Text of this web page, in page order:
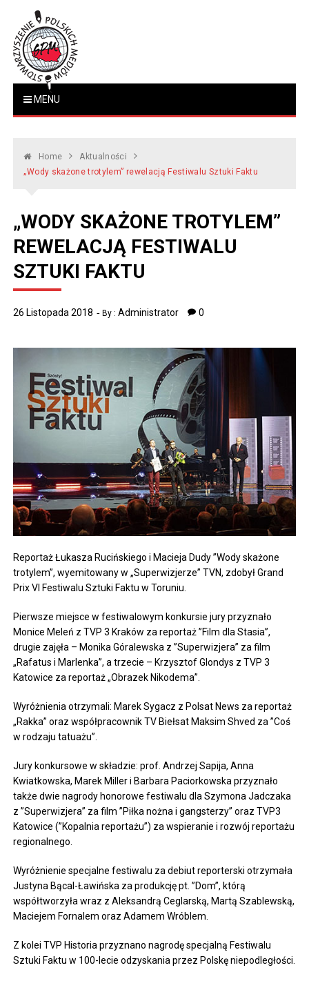
content
Stowarzyszenie Polskich
www.polskiemedia.org
MENU
Home
Aktualności
„Wody skażone trotylem” rewelacją Festiwalu Sztuki Faktu
„WODY SKAŻONE TROTYLEM”
REWELACJĄ FESTIWALU
SZTUKI FAKTU
26 Listopada 2018 By :Administrator 0
Reportaż Łukasza Rucińskiego i Macieja Dudy ”Wody skażone
trotylem”, wyemitowany w „Superwizjerze” TVN, zdobył Grand
Prix VI Festiwalu Sztuki Faktu w Toruniu.
Pierwsze miejsce w festiwalowym konkursie jury przyznało
Monice Meleń z TVP 3 Kraków za reportaż ”Film dla Stasia”,
drugie zajęła – Monika Góralewska z ”Superwizjera” za film
„Rafatus i Marlenka”, a trzecie – Krzysztof Glondys z TVP 3
Katowice za reportaż „Obrazek Nikodema”.
Wyróżnienia otrzymali: Marek Sygacz z Polsat News za reportaż
„Rakka” oraz współpracownik TV Biełsat Maksim Shved za ”Coś
w rodzaju tatuażu”.
Jury konkursowe w składzie: prof. Andrzej Sapija, Anna
Kwiatkowska, Marek Miller i Barbara Paciorkowska przyznało
także dwie nagrody honorowe festiwalu dla Szymona Jadczaka
z ”Superwizjera” za film ”Piłka nożna i gangsterzy” oraz TVP3
Katowice (”Kopalnia reportażu”) za wspieranie i rozwój reportażu
regionalnego.
Wyróżnienie specjalne festiwalu za debiut reporterski otrzymała
Justyna Bącal-Ławińska za produkcję pt. ”Dom”, którą
współtworzyła wraz z Aleksandrą Ceglarską, Martą Szablewską,
Maciejem Fornalem oraz Adamem Wróblem.
Z kolei TVP Historia przyznano nagrodę specjalną Festiwalu
Sztuki Faktu w 100-lecie odzyskania przez Polskę niepodległości.